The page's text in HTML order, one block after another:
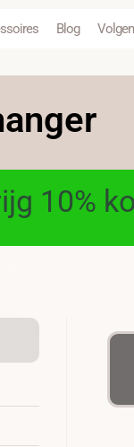
Blog
10%